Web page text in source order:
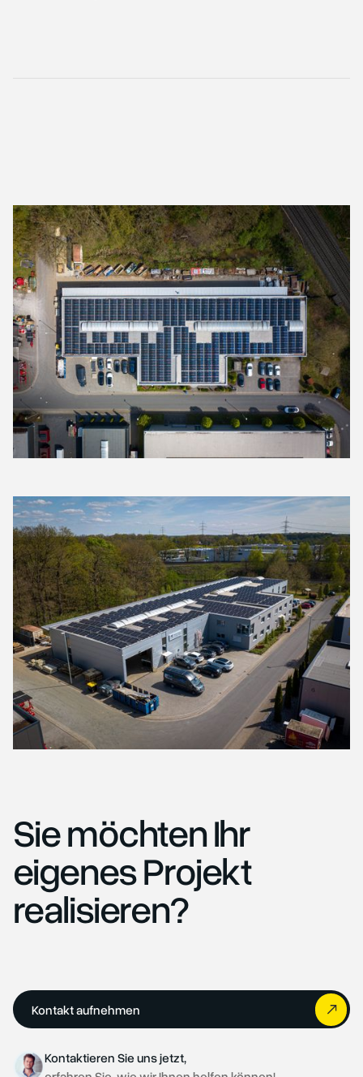
Sie möchten Ihr
eigenes Projekt
realisieren?
Kontakt aufnehmen
Kontaktieren Sie uns jetzt,